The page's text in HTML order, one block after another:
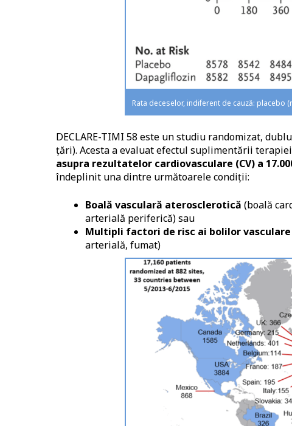
Rata deceselor, indiferent de cauză: placebo
DECLARE-TIMI 58 este un studiu randomizat,
țări). Acesta a evaluat efectul suplimentării
asupra rezultatelor cardiovasculare (CV) a
îndeplinit una dintre următoarele condiții:
Boală vasculară aterosclerotică (boală
arterială periferică) sau
Multipli factori de risc ai bolilor
arterială, fumat)